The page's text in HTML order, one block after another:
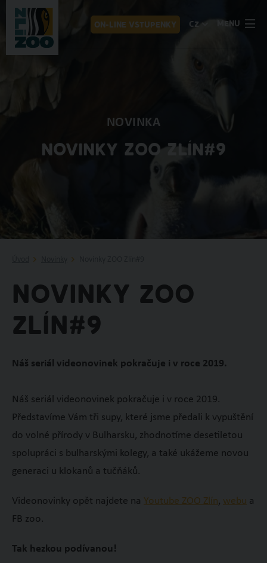
ON-LINE VSTUPENKY CZ MENU
NOVINKA
NOVINKY ZOO ZLÍN#9
Novinky ZOO
Zlín#9
Náš seriál videonovinek pokračuje i v roce 2019.
Náš seriál videonovinek pokračuje i v roce 2019.
Představíme Vám tři supy, které jsme předali k vypuštění
do volné přírody v Bulharsku, zhodnotíme desetiletou
spolupráci s bulharskými kolegy, a také ukážeme novou
generaci u klokanů a tučňáků.
Videonovinky opět najdete na Youtube ZOO Zlín, webu a
FB zoo.
Tak hezkou podívanou!